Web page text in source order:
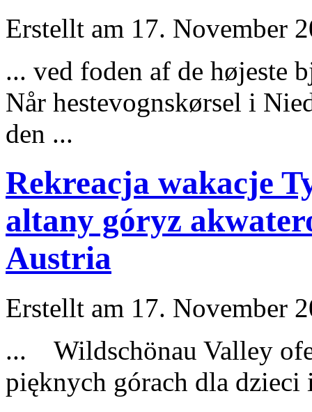
Erstellt am 17. November
... ved foden af ​​de højeste
Når hestevognskørsel i
den ...
Rekreacja wakacje
altany góryz
Austria
Erstellt am 17. November
... Wildschönau Valley
pięknych górach dla